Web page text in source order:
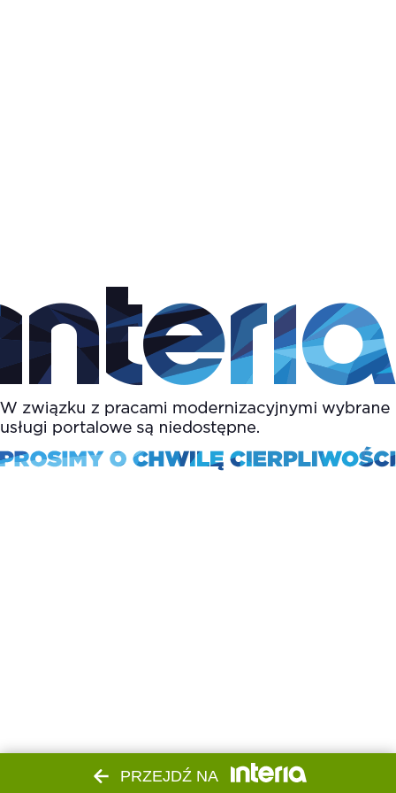
PRZEJDŹ NA